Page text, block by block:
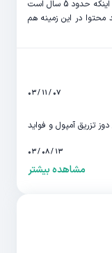
از سال 95 کار تولید محتوا را شروع کردم و علاوه بر اینکه حدود 5 سال است
در این زمینه هم
۰۷ / ۱۱ / ۰۳
تزریق آمپول و فواید
۱۳ / ۰۸ / ۰۳
مشاهده بیشتر